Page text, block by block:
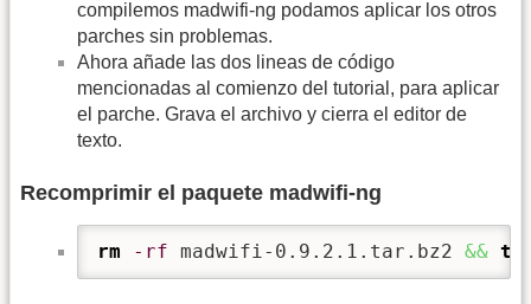
compilemos madwifi-ng podamos aplicar los otros
parches sin problemas.
Ahora añade las dos lineas de código
mencionadas al comienzo del tutorial, para aplicar
el parche. Grava el archivo y cierra el editor de
texto.
Recomprimir el paquete madwifi-ng
rm -rf madwifi-0.9.2.1.tar.bz2 &&